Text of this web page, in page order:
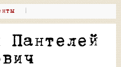
|
Пантелей